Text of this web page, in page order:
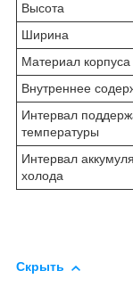
Высота
Ширина
Материал корпуса
Внутреннее
Интервал
температуры
Интервал
холода
Скрыть